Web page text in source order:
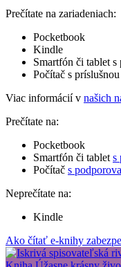
Prečítate na zariadeniach:
Pocketbook
Kindle
Smartfón či tablet
Počítač s
Viac informácií v našich
Prečítate na:
Pocketbook
Smartfón či tablet s
Počítač s
Neprečítate na:
Kindle
Ako čítať e-knihy